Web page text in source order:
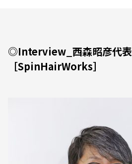
◎Interview_西森昭彦代表
［SpinHairWorks］